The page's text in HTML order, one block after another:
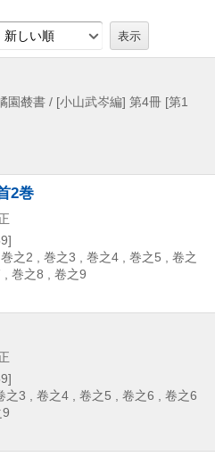
新しい順
園樷書 / [小山武岑編] 第4冊 [第1
2巻
之2 , 巻之3 , 巻之4 , 巻之5 , 卷之
巻之8 , 卷之9
之3 , 卷之4 , 卷之5 , 卷之6 , 卷之6